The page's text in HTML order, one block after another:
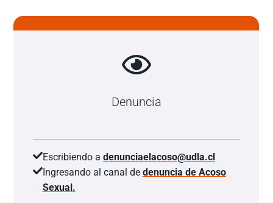
Denuncia
Escribiendo a denunciaelacoso@udla.cl
Ingresando al canal de denuncia de Acoso
Sexual.